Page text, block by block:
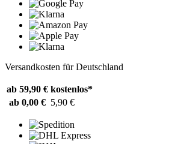
Versandkosten für Deutschland
ab 59,90 € kostenlos*
ab 0,00 € 5,90 €